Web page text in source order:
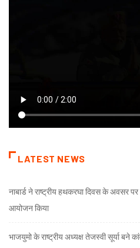
LATEST NEWS
नाबार्ड ने राष्ट्रीय हथकरघा दिवस के अवसर
आयोजन किया
भाजयुमो के राष्ट्रीय अध्यक्ष तेजस्वी सूर्या